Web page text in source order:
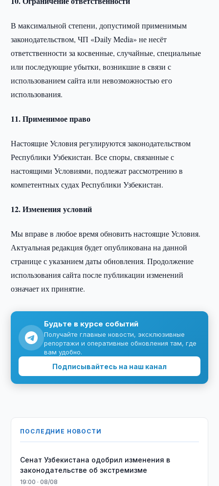
В максимальной степени, допустимой применимым
законодательством, ЧП «Daily Media» не несёт
ответственности за косвенные, случайные, специальные
или последующие убытки, возникшие в связи с
использованием сайта или невозможностью его
использования.
11. Применимое право
Настоящие Условия регулируются законодательством
Республики Узбекистан. Все споры, связанные с
настоящими Условиями, подлежат рассмотрению в
компетентных судах Республики Узбекистан.
12. Изменения условий
Мы вправе в любое время обновить настоящие Условия.
Актуальная редакция будет опубликована на данной
странице с указанием даты обновления. Продолжение
использования сайта после публикации изменений
означает их принятие.
Будьте в курсе событий
Получайте главные новости, эксклюзивные
репортажи и оперативные обновления там, где
вам удобно.
Подписывайтесь на наш канал
ПОСЛЕДНИЕ НОВОСТИ
Сенат Узбекистана одобрил изменения в
законодательстве об экстремизме
19:00 · 08/08